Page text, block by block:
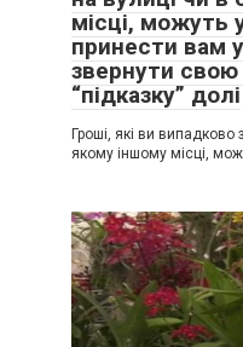
місці, можуть
принести вам
звернути свою
“підказку” долі
Гроші, які ви
якому іншому місці,